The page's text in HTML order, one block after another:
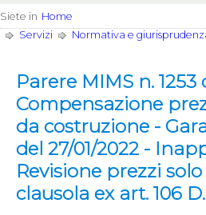
Siete in Home
Servizi
Normativa e
Parere MIMS n. 1253
Compensazione
da costruzione -
del 27/01/2022 -
Revisione prezzi
clausola ex art. 106